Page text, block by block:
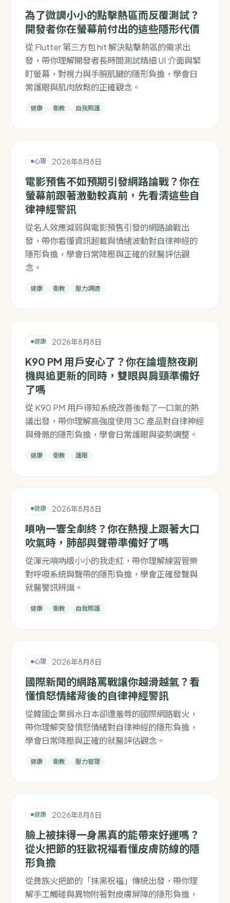
為了微調小小的點擊熱區而反覆測試？
開發者你在螢幕前付出的這些隱形代價
從 Flutter 第三方包 hit 解決點擊熱區的需求出
發，帶你理解開發者長時間測試精細 UI 介面與緊
盯螢幕，對視力與手腕肌腱的隱形負擔，學會日
常護眼與肌肉放鬆的正確觀念。
健康 衛教 自我照護
心理 2026年8月8日
電影預售不如預期引發網路論戰？你在
螢幕前跟著激動較真前，先看清這些自
律神經警訊
從名人效應減弱與電影預售引發的網路論戰出
發，帶你看懂資訊超載與情緒波動對自律神經的
隱形負擔，學會日常降壓與正確的就醫評估觀
念。
健康 衛教 壓力調適
健康 2026年8月8日
K90 PM 用戶安心了？你在論壇熬夜刷
機與追更新的同時，雙眼與肩頸準備好
了嗎
從 K90 PM 用戶得知系統改善後鬆了一口氣的熱
議出發，帶你理解高強度使用 3C 產品對自律神經
與骨骼的隱形負擔，學會日常護眼與姿勢調整。
健康 衛教 護眼
健康 2026年8月8日
嗩吶一響全劇終？你在熱搜上跟著大口
吹氣時，肺部與聲帶準備好了嗎
從渾元嗩吶版小小的我走紅，帶你理解練習管樂
對呼吸系統與聲帶的隱形負擔，學會正確發聲與
就醫警訊辨識。
健康 衛教 自我照護
心理 2026年8月8日
國際新聞的網路罵戰讓你越滑越氣？看
懂憤怒情緒背後的自律神經警訊
從韓國企業捐水日本卻遭羞辱的國際網路戰火，
帶你理解突發憤怒情緒對自律神經的隱形負擔，
學會日常降壓與正確的就醫評估觀念。
健康 衛教 壓力管理
健康 2026年8月8日
臉上被抹得一身黑真的能帶來好運嗎？
從火把節的狂歡祝福看懂皮膚防線的隱
形負擔
從彝族火把節的「抹黑祝福」傳統出發，帶你理
解手工觸碰與異物附著對皮膚屏障的隱形負擔，